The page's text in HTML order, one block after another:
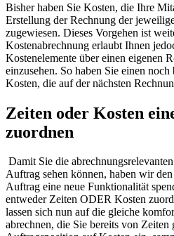
Bisher haben Sie Kosten, die Ihre
Erstellung der Rechnung der
zugewiesen. Dieses Vorgehen ist
Kostenabrechnung erlaubt Ihnen
Kostenelemente über einen eigenen
einzusehen. So haben Sie einen
Kosten, die auf der nächsten
Zeiten oder Kosten
zuordnen
Damit Sie die
Auftrag sehen können, haben wir
Auftrag eine neue Funktionalität
entweder Zeiten ODER Kosten
lassen sich nun auf die gleiche
abrechnen, die Sie bereits von